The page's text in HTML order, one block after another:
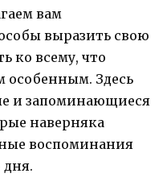
вам
выразить свою
ко всему, что
особенным. Здесь
и запоминающиеся
наверняка
воспоминания